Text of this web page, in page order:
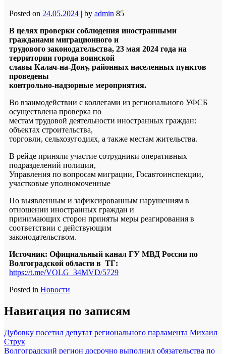
Posted on 24.05.2024 | by admin 85
В целях проверки соблюдения иностранными
гражданами миграционного и
трудового законодательства, 23 мая 2024 года на
территории города воинской
славы Калач-на-Дону, районных населенных пунктов
проведены
контрольно-надзорные мероприятия.
Во взаимодействии с коллегами из регионального УФСБ
осуществлена проверка по
местам трудовой деятельности иностранных граждан:
объектах строительства,
торговли, сельхозугодиях, а также местам жительства.
В рейде приняли участие сотрудники оперативных
подразделений полиции,
Управления по вопросам миграции, Госавтоинспекции,
участковые уполномоченные
По выявленным и зафиксированным нарушениям в
отношении иностранных граждан и
принимающих сторон приняты меры реагирования в
соответствии с действующим
законодательством.
Источник: Официальный канал ГУ МВД России по
Волгоградской области в ТГ:
https://t.me/VOLG_34MVD/5729
Posted in Новости
Навигация по записям
Дубовку посетил депутат регионального парламента Михаил
Струк
Волгоградский регион досрочно выполнил обязательства по